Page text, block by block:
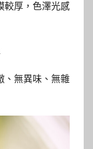
較厚，色澤光感
、無異味、無雜